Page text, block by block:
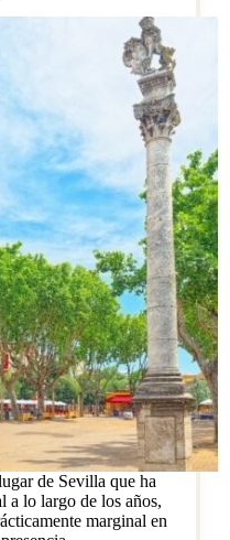
de Sevilla que ha
a lo largo de los años,
marginal en